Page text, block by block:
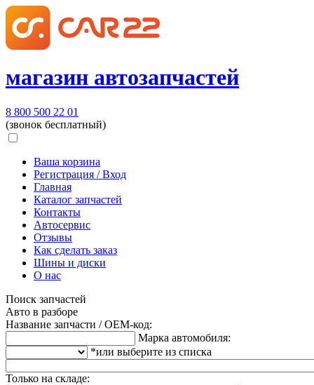
магазин автозапчастей
8 800 500 22 01
(звонок бесплатный)
Ваша корзина
Регистрация / Вход
Главная
Каталог запчастей
Контакты
Автосервис
Отзывы
Как сделать заказ
Шины и диски
О нас
Поиск запчастей
Авто в разборе
Название запчасти / OEM-код:
Марка автомобиля:
*или выберите из списка
Только на складе: